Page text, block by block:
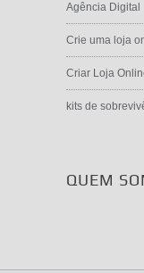
Agência Digital
Crie uma loja
Criar Loja
kits de
QUEM